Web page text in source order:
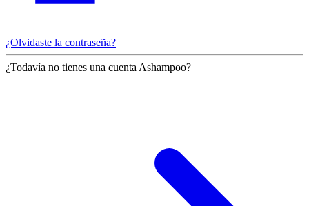
¿Olvidaste la contraseña?
¿Todavía no tienes una cuenta Ashampoo?